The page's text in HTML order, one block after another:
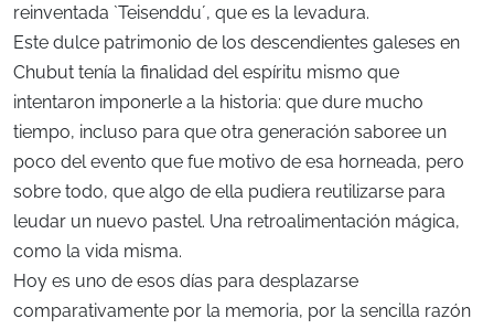
reinventada `Teisenddu´, que es la levadura.
Este dulce patrimonio de los descendientes galeses en
Chubut tenía la finalidad del espíritu mismo que
intentaron imponerle a la historia: que dure mucho
tiempo, incluso para que otra generación saboree un
poco del evento que fue motivo de esa horneada, pero
sobre todo, que algo de ella pudiera reutilizarse para
leudar un nuevo pastel. Una retroalimentación mágica,
como la vida misma.
Hoy es uno de esos días para desplazarse
comparativamente por la memoria, por la sencilla razón